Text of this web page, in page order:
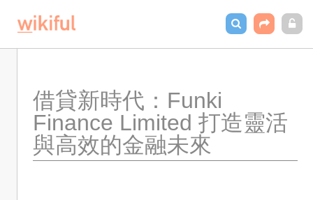
借貸新時代：Funki
Finance Limited 打造靈活
與高效的金融未來